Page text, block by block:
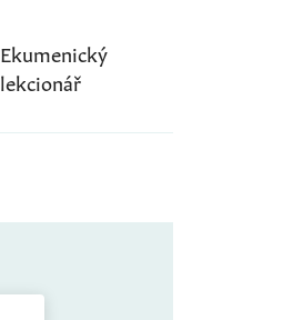
Ekumenický
lekcionář